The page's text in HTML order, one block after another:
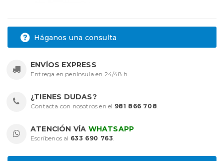
Háganos una consulta
ENVÍOS EXPRESS
Entrega en península en 24/48 h.
¿TIENES DUDAS?
Contacta con nosotros en el 981 866 708.
ATENCIÓN VÍA WHATSAPP
Escríbenos al 633 690 763.